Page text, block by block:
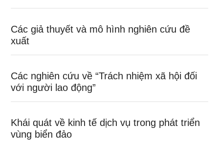
Các giả thuyết và mô hình nghiên cứu đề
xuất
Các nghiên cứu về “Trách nhiệm xã hội đối
với người lao động”
Khái quát về kinh tế dịch vụ trong phát triển
vùng biển đảo